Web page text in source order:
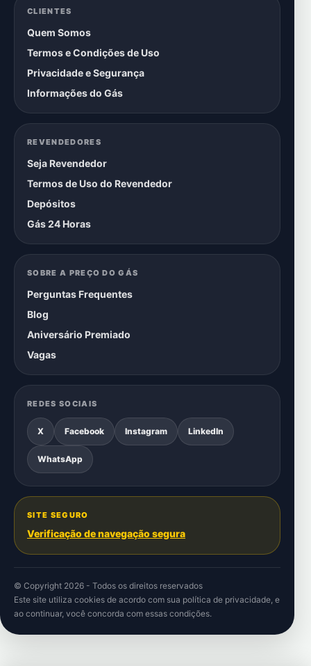
CLIENTES
Quem Somos
Termos e Condições de Uso
Privacidade e Segurança
Informações do Gás
REVENDEDORES
Seja Revendedor
Termos de Uso do Revendedor
Depósitos
Gás 24 Horas
SOBRE A PREÇO DO GÁS
Perguntas Frequentes
Blog
Aniversário Premiado
Vagas
REDES SOCIAIS
X Facebook Instagram LinkedIn
WhatsApp
SITE SEGURO
Verificação de navegação segura
© Copyright 2026 - Todos os direitos reservados
Este site utiliza cookies de acordo com sua política de privacidade, e
ao continuar, você concorda com essas condições.